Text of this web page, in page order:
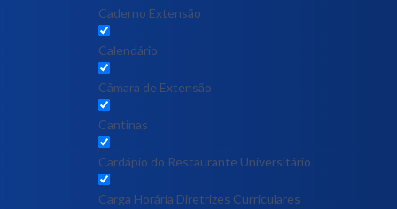
Caderno Extensão
Calendário
Câmara de Extensão
Cantinas
Cardápio do Restaurante Universitário
Carga Horária Diretrizes Curriculares